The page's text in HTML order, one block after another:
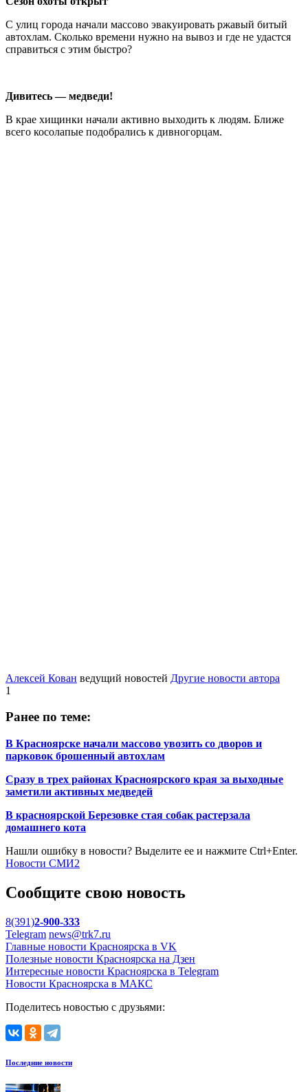
С улиц города начали массово эвакуировать ржавый битый
автохлам. Сколько времени нужно на вывоз и где не удастся
справиться с этим быстро?
Дивитесь — медведи!
В крае хищинки начали активно выходить к людям. Ближе
всего косолапые подобрались к дивногорцам.
Алексей Кован ведущий новостей Другие новости автора
1
Ранее по теме:
В Красноярске начали массово увозить со дворов и
парковок брошенный автохлам
Сразу в трех районах Красноярского края за выходные
заметили активных медведей
В красноярской Березовке стая собак растерзала
домашнего кота
Нашли ошибку в новости? Выделите ее и нажмите Ctrl+Enter.
Новости СМИ2
Сообщите свою новость
8(391)2-900-333
Telegram news@trk7.ru
Главные новости Красноярска в VK
Полезные новости Красноярска на Дзен
Интересные новости Красноярска в Telegram
Новости Красноярска в МАКС
Поделитесь новостью с друзьями:
Последние новости